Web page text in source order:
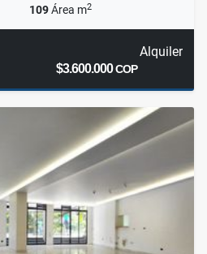
109Área m2
Alquiler
$3.600.000COP